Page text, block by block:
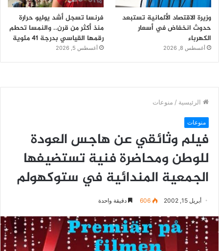
وزيرة الاقتصاد الألمانية تستبعد
حدوث انخفاض في أسعار
الكهرباء
أغسطس 8, 2026
فرنسا تسجل أشد يوليو حرارة
منذ أكثر من قرن.. والنمسا تحطم
رقمها القياسي بدرجة 41 مئوية
أغسطس 5, 2026